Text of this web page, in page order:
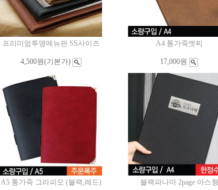
프리미엄투명메뉴판 SS사이즈
4,500원(기본가)
A4 통가죽엣찌
17,000원
A5 통가죽 그라피오 (블랙,레드) 블랙파나마 2page 아스형